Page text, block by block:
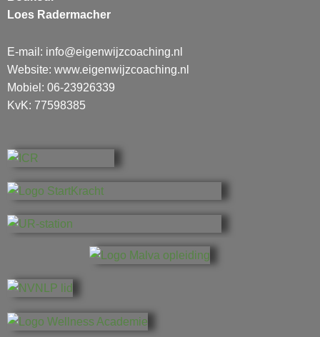
Loes Radermacher
E-mail: info@eigenwijzcoaching.nl
Website: www.eigenwijzcoaching.nl
Mobiel: 06-23926339
KvK: 77598385